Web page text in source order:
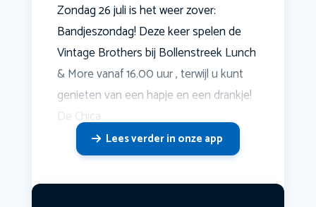
Zondag 26 juli is het weer zover:
Bandjeszondag! Deze keer spelen de
Vintage Brothers bij Bollenstreek Lunch
& More vanaf 16.00 uur , terwijl u kunt
genieten van een hapje en een drankje!
De Chica
Lees verder in onze app